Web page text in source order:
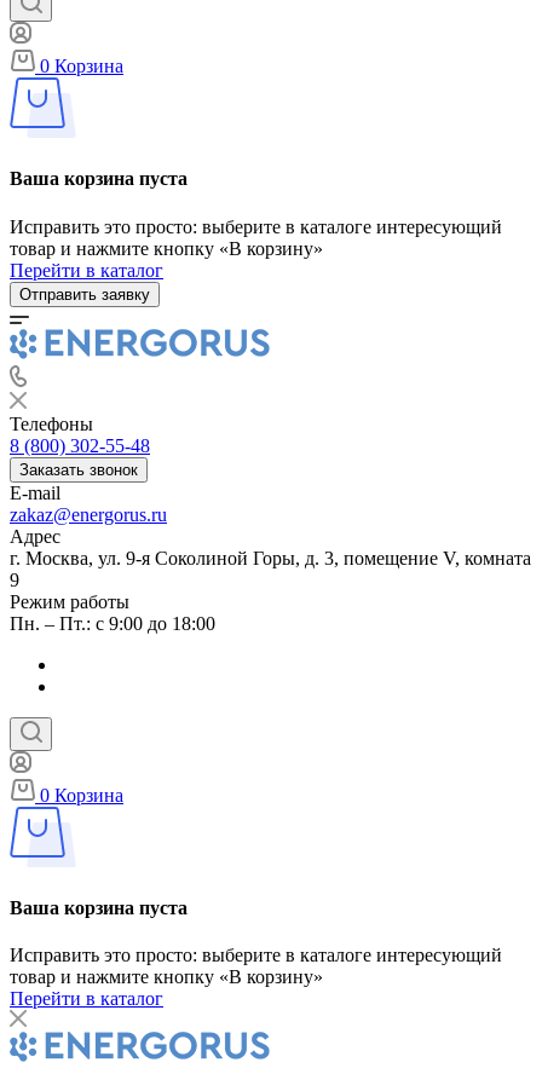
0 Корзина
Ваша корзина пуста
Исправить это просто: выберите в каталоге интересующий
товар и нажмите кнопку «В корзину»
Перейти в каталог
Отправить заявку
Телефоны
8 (800) 302-55-48
Заказать звонок
E-mail
zakaz@energorus.ru
Адрес
г. Москва, ул. 9-я Соколиной Горы, д. 3, помещение V, комната
9
Режим работы
Пн. – Пт.: с 9:00 до 18:00
0 Корзина
Ваша корзина пуста
Исправить это просто: выберите в каталоге интересующий
товар и нажмите кнопку «В корзину»
Перейти в каталог